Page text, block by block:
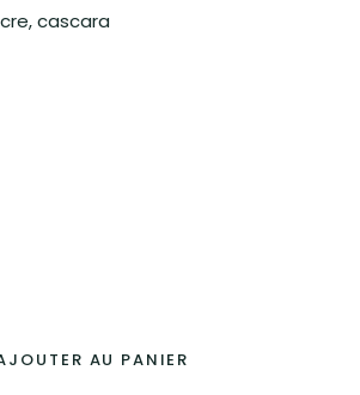
cascara
AU PANIER